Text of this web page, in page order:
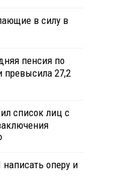
в силу в
пенсия по
превысила 27,2
список лиц с
оперу и